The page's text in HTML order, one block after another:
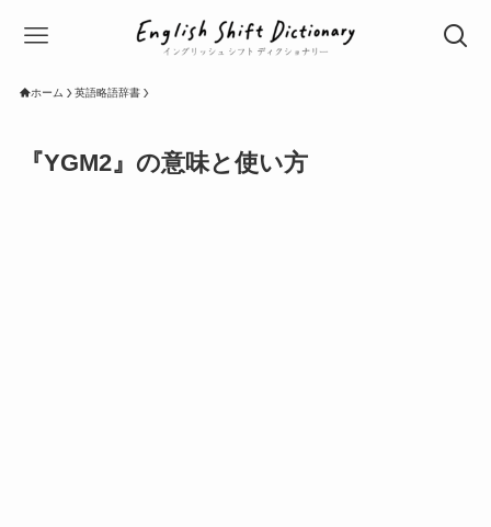
ホーム 英語略語辞書
『YGM2』の意味と使い方